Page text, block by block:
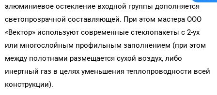
алюминиевое остекление входной группы дополняется
светопрозрачной составляющей. При этом мастера ООО
«Вектор» используют современные стеклопакеты с 2-ух
или многослойным профильным заполнением (при этом
между полотнами размещается сухой воздух, либо
инертный газ в целях уменьшения теплопроводности всей
конструкции).